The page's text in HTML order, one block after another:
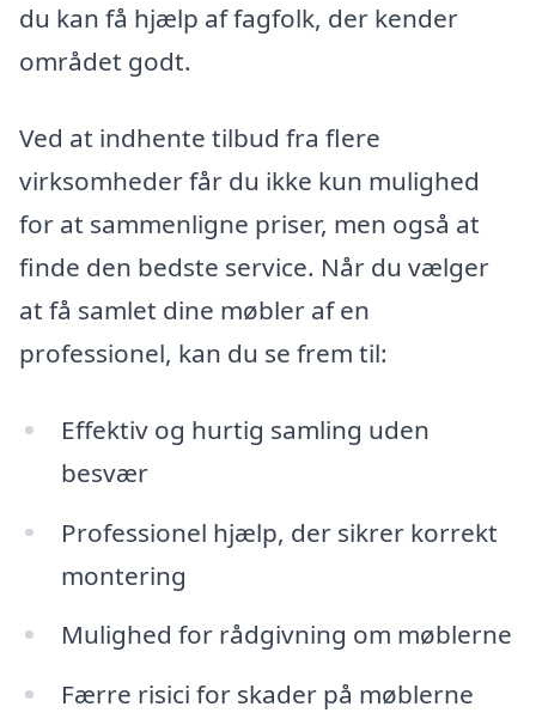
du kan få hjælp af fagfolk, der kender
området godt.
Ved at indhente tilbud fra flere
virksomheder får du ikke kun mulighed
for at sammenligne priser, men også at
finde den bedste service. Når du vælger
at få samlet dine møbler af en
professionel, kan du se frem til:
Effektiv og hurtig samling uden
besvær
Professionel hjælp, der sikrer korrekt
montering
Mulighed for rådgivning om møblerne
Færre risici for skader på møblerne